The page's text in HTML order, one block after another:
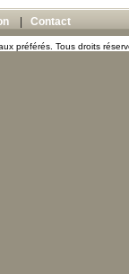
Contact
préférés. Tous droits